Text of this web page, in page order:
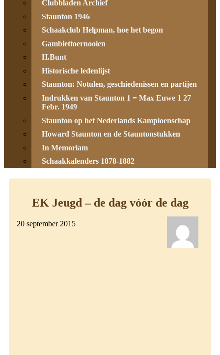
Clubbladen Archief
Staunton 1946
Schaakclub Helpman, hoe het begon
Gambiettoernooien
H.Bunt
Historische ledenlijst
Staunton: Notulen, geschiedenissen en partijen
Indrukken van Staunton 1 = Max Euwe 1 27
Febr. 1949
Staunton op het Nederlands Kampioenschap
Howard Staunton en de Stauntonstukken
In Memoriam
Schaakkalenders 1878-1882
EK Jeugd – de dag vóór de dag
20 september 2015